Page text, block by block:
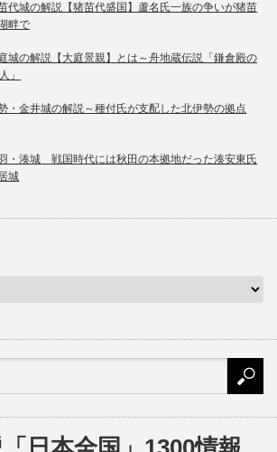
代城の解説【猪苗代盛国】蘆名氏一族の争いが猪苗
畔で
城の解説【大庭景親】とは～舟地蔵伝説「鎌倉殿の
」
・金井城の解説～種付氏が支配した北伊勢の拠点
・湊城 戦国時代には秋田の本拠地だった湊安東氏
城